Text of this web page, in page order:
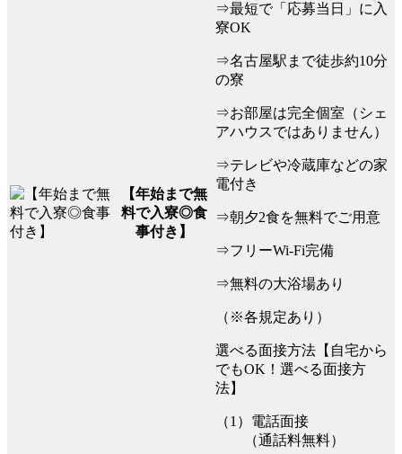
【年始まで無
料で入寮◎食
事付き】
⇒最短で「応募当日」に入
寮OK
⇒名古屋駅まで徒歩約10分
の寮
⇒お部屋は完全個室（シェ
アハウスではありません）
⇒テレビや冷蔵庫などの家
電付き
⇒朝夕2食を無料でご用意
⇒フリーWi-Fi完備
⇒無料の大浴場あり
（※各規定あり）
選べる面接方法【自宅から
でもOK！選べる面接方
法】
（1）電話面接
（通話料無料）